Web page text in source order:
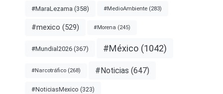
#MaraLezama (358) #MedioAmbiente (283)
#mexico (529) #Morena (245)
#Mundial2026 (367) #México (1042)
#Narcotráfico (268) #Noticias (647)
#NoticiasMexico (323)